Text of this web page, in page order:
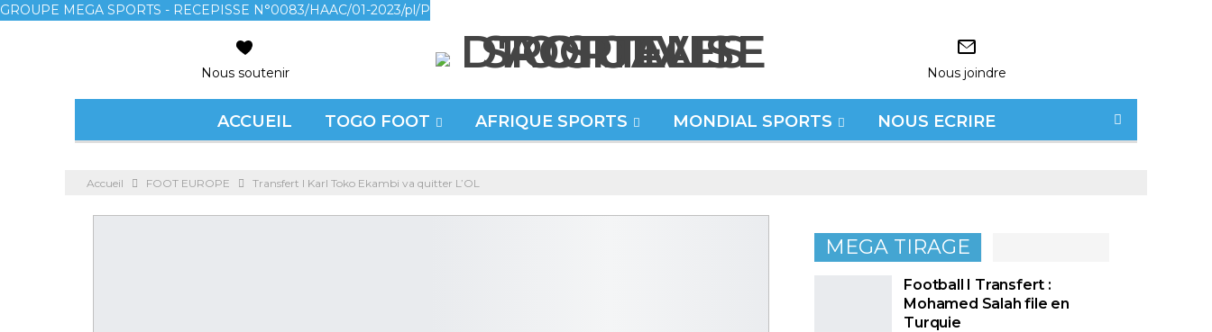
GROUPE MEGA SPORTS - RECEPISSE N°0083/HAAC/01-2023/pl/P
Nous soutenir Nous joindre
ACCUEIL TOGO FOOT AFRIQUE SPORTS MONDIAL SPORTS NOUS ECRIRE
Accueil FOOT EUROPE Transfert l Karl Toko Ekambi va quitter L’OL
MEGA TIRAGE
Football I Transfert :
Mohamed Salah file en
Turquie